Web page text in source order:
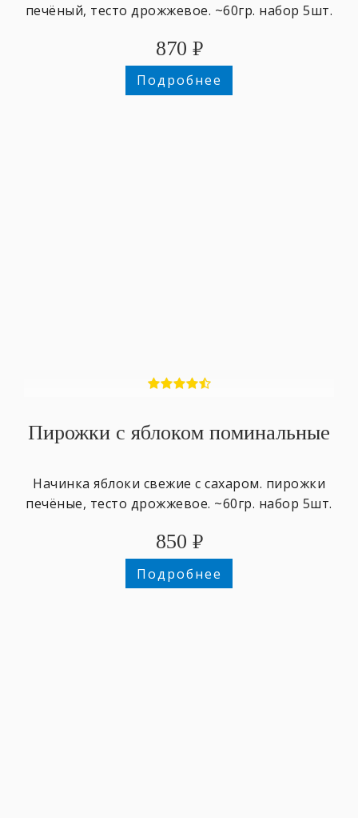
печёный, тесто дрожжевое. ~60гр. набор 5шт.
870 ₽
Подробнее
Пирожки с яблоком поминальные
Начинка яблоки свежие с сахаром. пирожки
печёные, тесто дрожжевое. ~60гр. набор 5шт.
850 ₽
Подробнее